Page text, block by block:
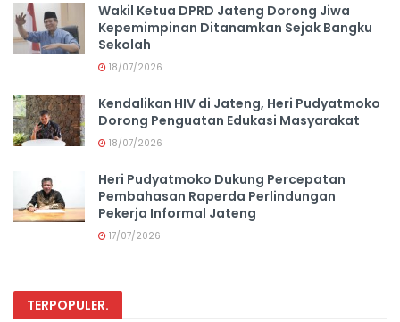
Wakil Ketua DPRD Jateng Dorong Jiwa
Kepemimpinan Ditanamkan Sejak Bangku
Sekolah
18/07/2026
Kendalikan HIV di Jateng, Heri Pudyatmoko
Dorong Penguatan Edukasi Masyarakat
18/07/2026
Heri Pudyatmoko Dukung Percepatan
Pembahasan Raperda Perlindungan
Pekerja Informal Jateng
17/07/2026
TERPOPULER.